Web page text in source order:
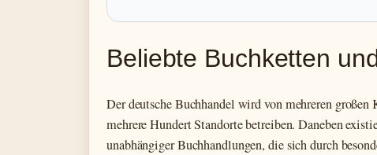
Beliebte Buchketten
Der deutsche Buchhandel wird von mehreren
mehrere Hundert Standorte betreiben. Daneben
unabhängiger Buchhandlungen, die sich durch